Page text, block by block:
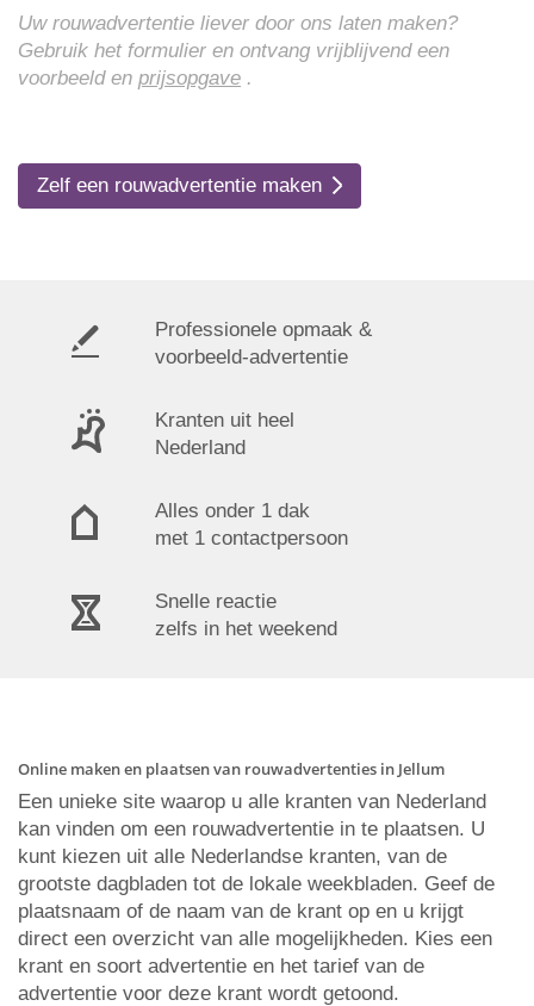
Uw rouwadvertentie liever door ons laten maken?
Gebruik het formulier en ontvang vrijblijvend een
voorbeeld en prijsopgave .
Zelf een rouwadvertentie maken
Professionele opmaak &
voorbeeld-advertentie
Kranten uit heel
Nederland
Alles onder 1 dak
met 1 contactpersoon
Snelle reactie
zelfs in het weekend
Online maken en plaatsen van rouwadvertenties in Jellum
Een unieke site waarop u alle kranten van Nederland
kan vinden om een rouwadvertentie in te plaatsen. U
kunt kiezen uit alle Nederlandse kranten, van de
grootste dagbladen tot de lokale weekbladen. Geef de
plaatsnaam of de naam van de krant op en u krijgt
direct een overzicht van alle mogelijkheden. Kies een
krant en soort advertentie en het tarief van de
advertentie voor deze krant wordt getoond.